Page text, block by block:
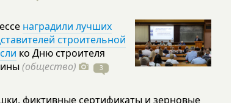
наградили лучших
строительной
ко Дню строителя
(общество) 3
фиктивные сертификаты и зерновые